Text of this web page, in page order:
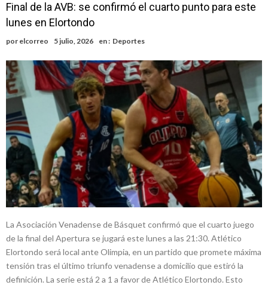
Final de la AVB: se confirmó el cuarto punto para este
lunes en Elortondo
por elcorreo 5 julio, 2026 en : Deportes
La Asociación Venadense de Básquet confirmó que el cuarto juego
de la final del Apertura se jugará este lunes a las 21:30. Atlético
Elortondo será local ante Olimpia, en un partido que promete máxima
tensión tras el último triunfo venadense a domicilio que estiró la
definición. La serie está 2 a 1 a favor de Atlético Elortondo. Esto